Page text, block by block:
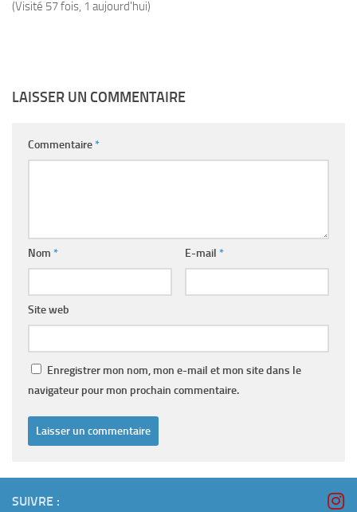
(Visité 57 fois, 1 aujourd'hui)
LAISSER UN COMMENTAIRE
Commentaire*
Nom * E-mail *
Site web
Enregistrer mon nom, mon e-mail et mon site dans le
navigateur pour mon prochain commentaire.
SUIVRE :